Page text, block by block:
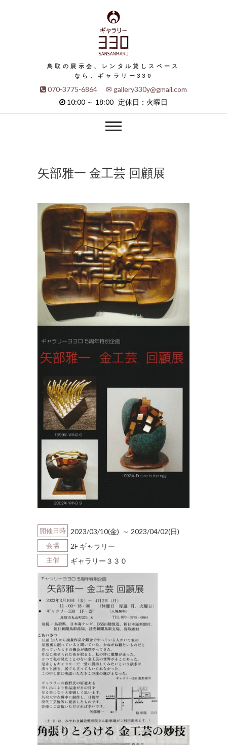
鳥取の展示会、レンタル貸しスペース
なら、ギャラリー330
070-3775-6864 ✉ gallery330y@gmail.com
10:00 ～ 18:00 定休日：火曜日
矢部雅一 金工芸 回顧展
開催日時 2023/03/10(金) ～ 2023/04/02(日)
会場 2F ギャラリー
主催 ギャラリー３３０